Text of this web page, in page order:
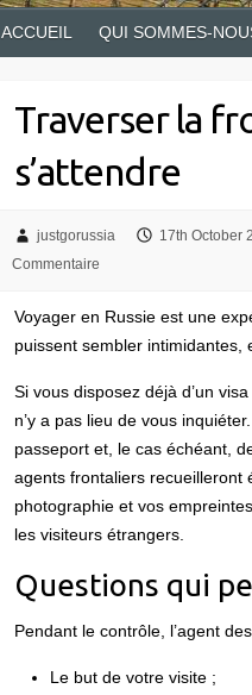
ACCUEIL QUI SOMMES-
Traverser la
s’attendre
justgorussia 17th October
Commentaire
Voyager en Russie est une
puissent sembler intimidantes,
Si vous disposez déjà d’un
n’y a pas lieu de vous
passeport et, le cas échéant,
agents frontaliers
photographie et vos
les visiteurs étrangers.
Questions qui
Pendant le contrôle, l’agent
Le but de votre visite ;